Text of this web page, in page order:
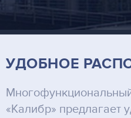
УДОБНОЕ
«Калибр» предлагает